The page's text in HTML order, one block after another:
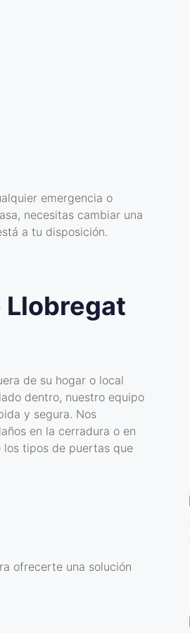
emergencia o
necesitas cambiar una
a tu disposición.
Llobregat
de su hogar o local
dentro, nuestro equipo
y segura. Nos
en la cerradura o en
los tipos de puertas que
ofrecerte una solución